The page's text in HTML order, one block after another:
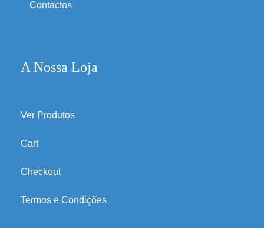
Contactos
A Nossa Loja
Ver Produtos
Cart
Checkout
Termos e Condições